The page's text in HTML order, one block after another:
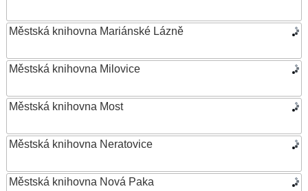
Městská knihovna Mariánské Lázně
Městská knihovna Milovice
Městská knihovna Most
Městská knihovna Neratovice
Městská knihovna Nová Paka